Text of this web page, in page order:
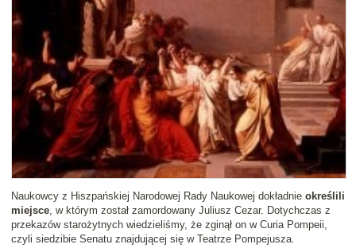
Naukowcy z Hiszpańskiej Narodowej Rady Naukowej dokładnie określili
miejsce, w którym został zamordowany Juliusz Cezar. Dotychczas z
przekazów starożytnych wiedzieliśmy, że zginął on w Curia Pompeii,
czyli siedzibie Senatu znajdującej się w Teatrze Pompejusza.